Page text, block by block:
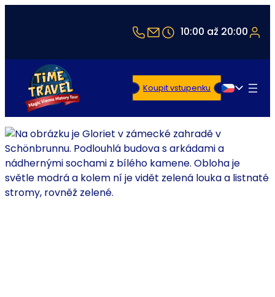
+43 1 5321514
office@timetravel-
10:00 až 20:00
Čeština
Koupit vstupenku